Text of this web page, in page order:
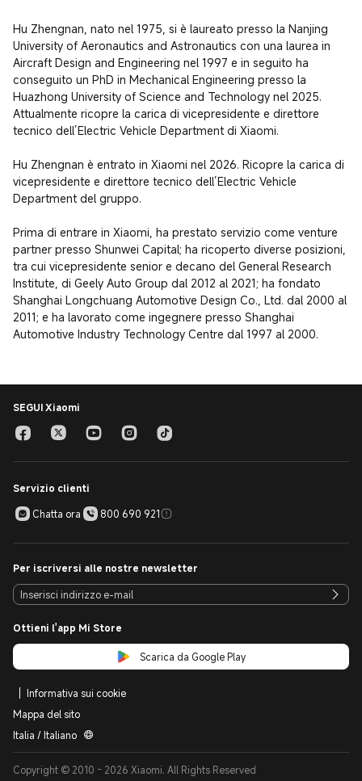
Hu Zhengnan, nato nel 1975, si è laureato presso la Nanjing
University of Aeronautics and Astronautics con una laurea in
Aircraft Design and Engineering nel 1997 e in seguito ha
conseguito un PhD in Mechanical Engineering presso la
Huazhong University of Science and Technology nel 2025.
Attualmente ricopre la carica di vicepresidente e direttore
tecnico dell’Electric Vehicle Department di Xiaomi.
Hu Zhengnan è entrato in Xiaomi nel 2026. Ricopre la carica di
vicepresidente e direttore tecnico dell’Electric Vehicle
Department del gruppo.
Prima di entrare in Xiaomi, ha prestato servizio come venture
partner presso Shunwei Capital; ha ricoperto diverse posizioni,
tra cui vicepresidente senior e decano del General Research
Institute, di Geely Auto Group dal 2012 al 2021; ha fondato
Shanghai Longchuang Automotive Design Co., Ltd. dal 2000 al
2011; e ha lavorato come ingegnere presso Shanghai
Automotive Industry Technology Centre dal 1997 al 2000.
SEGUI Xiaomi
Servizio clienti
Chatta ora
800 690 921
Per iscriversi alle nostre newsletter
Ottieni l'app Mi Store
Scarica da Google Play
Informativa sui cookie
Mappa del sito
Italia / Italiano
Copyright © 2010 - 2026 Xiaomi. All Rights Reserved